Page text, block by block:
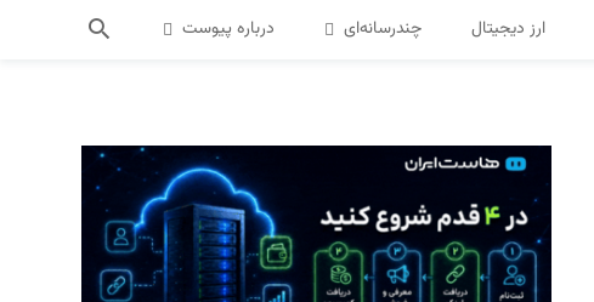
ارز دیجیتال چندرسانه‌ای درباره پیوست